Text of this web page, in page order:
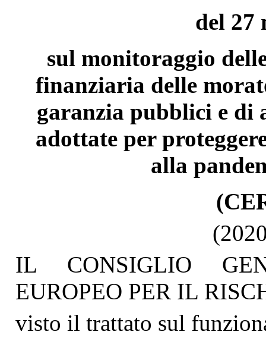
del 27
sul monitoraggio
finanziaria delle
garanzia pubblici e di
adottate per
alla
IL CONSIGLIO
EUROPEO PER IL
visto il trattato sul